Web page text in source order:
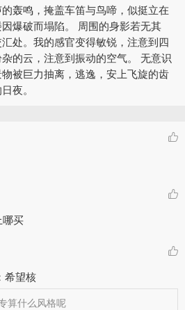
轰鸣，掩盖车笛与鸟啼，似挺立在
爆破而塌陷。 周围的身影若无其
处。我的感官变得敏锐，注意到四
的云，注意到振动的空气。 无意识
被巨力抽离，逃逸，安上飞旋的齿
夜。
哪买
希望核
算什么风格呢